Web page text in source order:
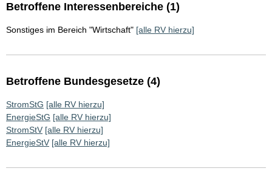
Betroffene Interessenbereiche (1)
Sonstiges im Bereich "Wirtschaft" [alle RV hierzu]
Betroffene Bundesgesetze (4)
StromStG [alle RV hierzu]
EnergieStG [alle RV hierzu]
StromStV [alle RV hierzu]
EnergieStV [alle RV hierzu]